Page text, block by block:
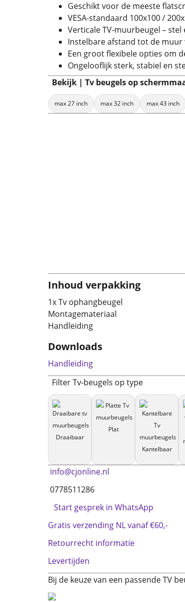
Geschikt voor de meeste
VESA-standaard 100x100 /
Verticale TV-muurbeugel –
Instelbare afstand tot de muur
Een groot flexibele opties om
Ongelooflijk sterk, stabiel en
Bekijk | Tv beugels op
max 27 inch max 32 inch max 43 inch
Inhoud verpakking
1x Tv ophangbeugel
Montagemateriaal
Handleiding
Downloads
Handleiding
Filter Tv‑beugels op type
Draaibaar
Plat
Kantelbaar
info@cjonline.nl
0778511286
Start gesprek in WhatsApp
Gratis verzending NL vanaf €60,-
Retourrecht informatie
Levertijden
Bij de keuze van een passende TV